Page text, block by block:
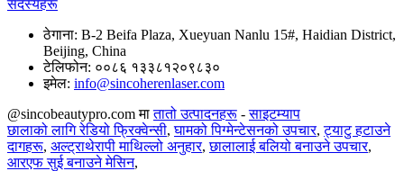
सदस्यहरू
ठेगाना: B-2 Beifa Plaza, Xueyuan Nanlu 15#, Haidian District,
Beijing, China
टेलिफोन: ००८६ १३३८१२०९८३०
इमेल: info@sincoherenlaser.com
@sincobeautypro.com मा तातो उत्पादनहरू -साइटम्याप
छालाको लागि रेडियो फ्रिक्वेन्सी,घामको पिग्मेन्टेसनको उपचार,ट्याटु हटाउने
दागहरू, अल्ट्राथेरापी माथिल्लो अनुहार,छालालाई बलियो बनाउने उपचार,
आरएफ सुई बनाउने मेसिन,